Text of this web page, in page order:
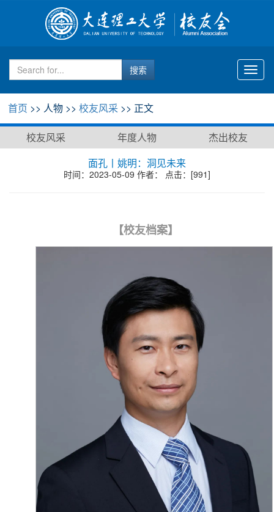
首页 >> 人物 >>校友风采 >> 正文
校友风采 年度人物
杰出校友
面孔丨姚明：洞见未来
时间：2023-05-09 作者： 点击：[991]
【校友档案】